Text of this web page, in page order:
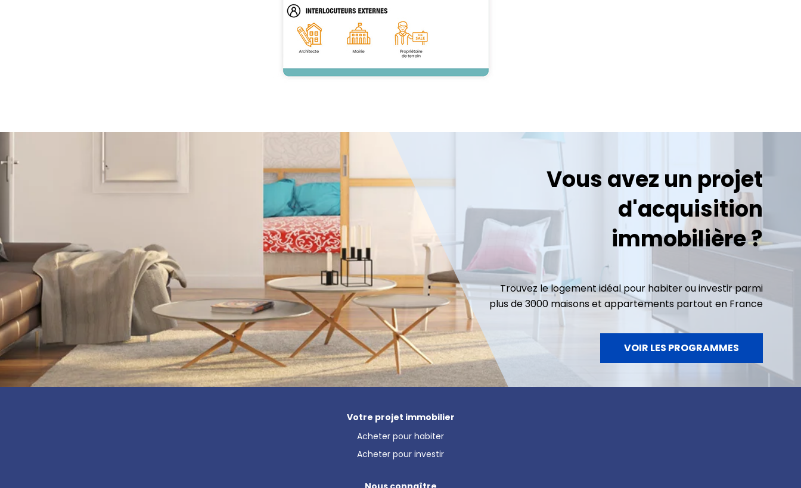
Vous avez un projet
d'acquisition
immobilière ?
Trouvez le logement idéal pour habiter ou investir parmi
plus de 3000 maisons et appartements partout en France
VOIR LES PROGRAMMES
Votre projet immobilier
Acheter pour habiter
Acheter pour investir